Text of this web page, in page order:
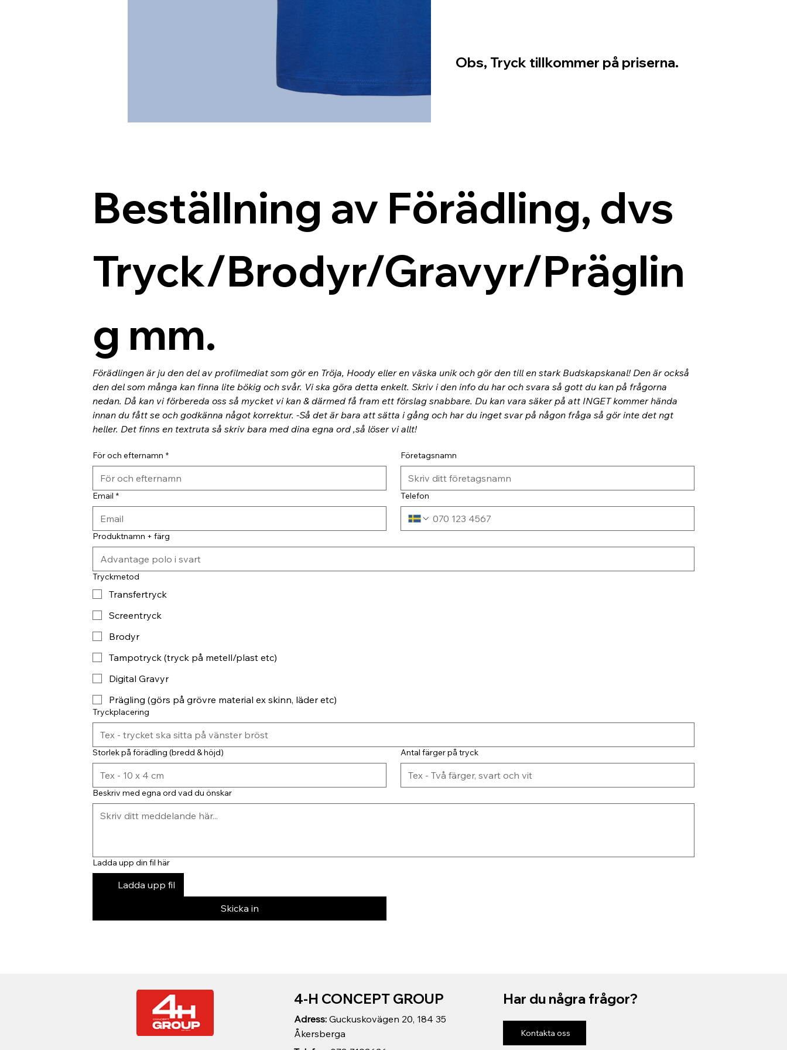
Obs, Tryck tillkommer på priserna.
Beställning av Förädling, dvs
Tryck/Brodyr/Gravyr/Präglin
g mm.
Förädlingen är ju den del av profilmediat som gör en Tröja, Hoody eller en väska unik och gör den till en stark Budskapskanal! Den är också
den del som många kan finna lite bökig och svår. Vi ska göra detta enkelt. Skriv i den info du har och svara så gott du kan på frågorna
nedan. Då kan vi förbereda oss så mycket vi kan & därmed få fram ett förslag snabbare. Du kan vara säker på att INGET kommer hända
innan du fått se och godkänna något korrektur. -Så det är bara att sätta i gång och har du inget svar på någon fråga så gör inte det ngt
heller. Det finns en textruta så skriv bara med dina egna ord ,så löser vi allt!
För och efternamn * Företagsnamn
Email * Telefon
Produktnamn + färg
Tryckmetod
Transfertryck
Screentryck
Brodyr
Tampotryck (tryck på metell/plast etc)
Digital Gravyr
Prägling (görs på grövre material ex skinn, läder etc)
Tryckplacering
Storlek på förädling (bredd & höjd) Antal färger på tryck
Beskriv med egna ord vad du önskar
Ladda upp din fil här
Ladda upp fil
Skicka in
Adress: Guckuskovägen 20, 184 35
Åkersberga
4-H CONCEPT GROUP Har du några frågor?
Kontakta oss